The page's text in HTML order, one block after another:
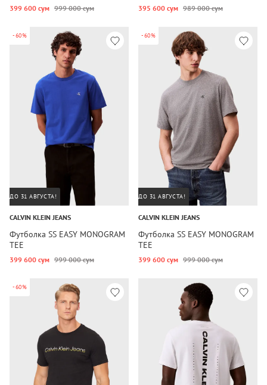
399 600 сум 999 000 сум 395 600 сум 989 000 сум
-60%
ДО 31 АВГУСТА!
CALVIN KLEIN JEANS
Футболка SS EASY MONOGRAM
TEE
399 600 сум 999 000 сум
-60%
ДО 31 АВГУСТА!
CALVIN KLEIN JEANS
Футболка SS EASY MONOGRAM
TEE
399 600 сум 999 000 сум
-60%